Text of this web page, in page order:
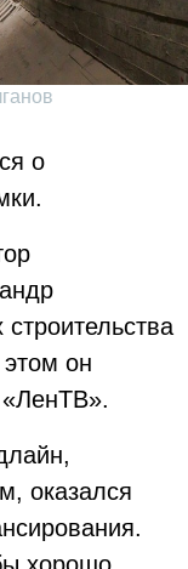
о
он
оказался